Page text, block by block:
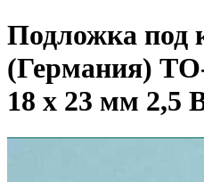
Подложка под
(Германия)
18 х 23 мм 2,5